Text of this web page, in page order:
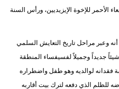
فيديو
الأحمر للإخوة الإيزيديين، ورأس السنة
وعبر مراحل تاريخ التعايش السلمي
جديداً وجميلاً لفسيفساء المنطقة
فقدانه لوالديه وهو طفل واضطراره
للظلم الذي دفعه لترك بيت أقاربه